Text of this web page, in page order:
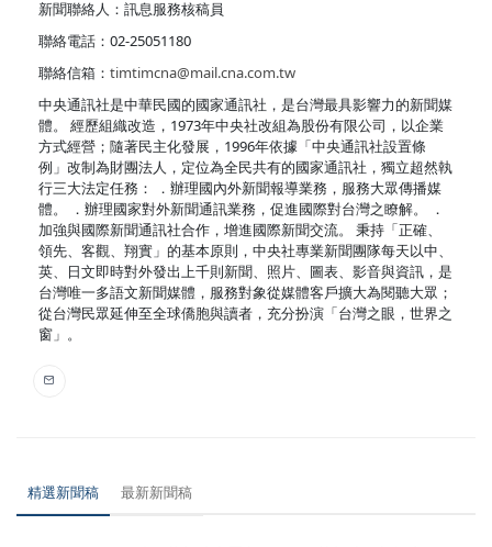
新聞聯絡人：訊息服務核稿員
聯絡電話：02-25051180
聯絡信箱： timtimcna@mail.cna.com.tw
中央通訊社是中華民國的國家通訊社，是台灣最具影響力的新聞媒
體。 經歷組織改造，1973年中央社改組為股份有限公司，以企業
方式經營；隨著民主化發展，1996年依據「中央通訊社設置條
例」改制為財團法人，定位為全民共有的國家通訊社，獨立超然執
行三大法定任務： ．辦理國內外新聞報導業務，服務大眾傳播媒
體。 ．辦理國家對外新聞通訊業務，促進國際對台灣之瞭解。 ．
加強與國際新聞通訊社合作，增進國際新聞交流。 秉持「正確、
領先、客觀、翔實」的基本原則，中央社專業新聞團隊每天以中、
英、日文即時對外發出上千則新聞、照片、圖表、影音與資訊，是
台灣唯一多語文新聞媒體，服務對象從媒體客戶擴大為閱聽大眾；
從台灣民眾延伸至全球僑胞與讀者，充分扮演「台灣之眼，世界之
窗」。
精選新聞稿 最新新聞稿